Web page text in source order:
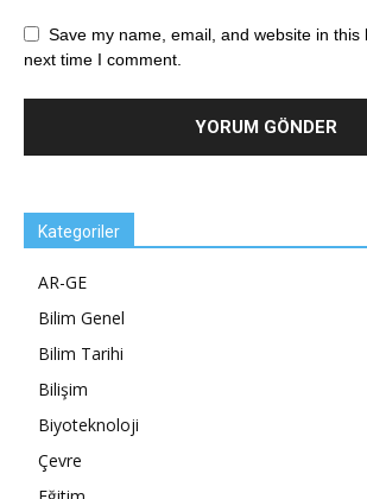
Save my name, email, and website in this
next time I comment.
Kategoriler
AR-GE
Bilim Genel
Bilim Tarihi
Bilişim
Biyoteknoloji
Çevre